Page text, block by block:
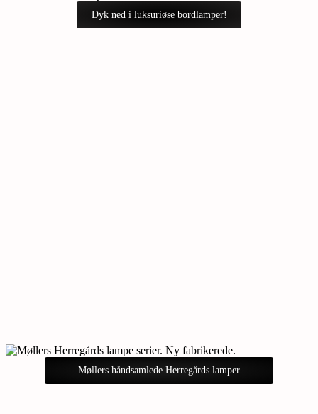
Dyk ned i luksuriøse bordlamper!
Møllers håndsamlede Herregårds lamper